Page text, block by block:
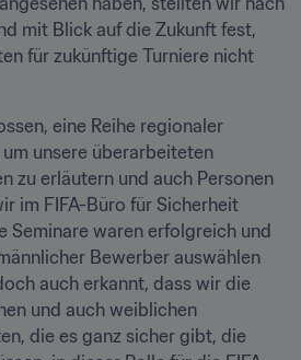
mit Blick auf die Zukunft fest,
für zukünftige Turniere nicht
eine Reihe regionaler
unsere überarbeiteten
zu erläutern und auch Personen
im FIFA-Büro für Sicherheit
Seminare waren erfolgreich und
Bewerber auswählen
auch erkannt, dass wir die
und auch weiblichen
die es ganz sicher gibt, die